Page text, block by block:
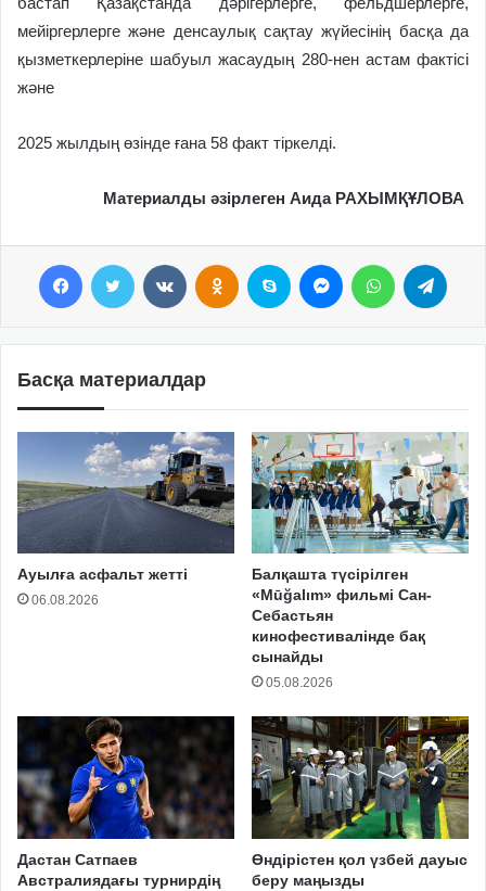
мейіргерлерге және денсаулық сақтау жүйесінің басқа да
қызметкерлеріне шабуыл жасаудың 280-нен астам фактісі
және
2025 жылдың өзінде ғана 58 факт тіркелді.
Материалды әзірлеген Аида РАХЫМҚҰЛОВА
Басқа материалдар
Ауылға асфальт жетті
06.08.2026
Балқашта түсірілген
«Mūğalım» фильмі Сан-
Себастьян
кинофестивалінде бақ
сынайды
05.08.2026
Дастан Сатпаев
Австралиядағы турнирдің
Өндірістен қол үзбей дауыс
беру маңызды